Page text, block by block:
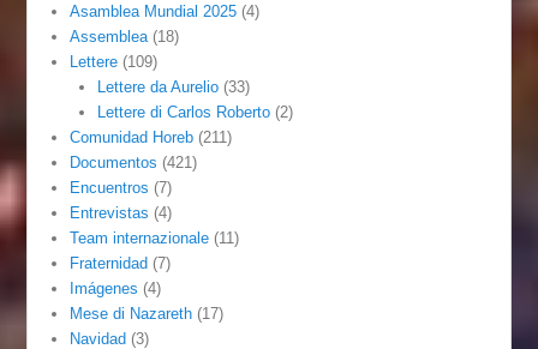
Asamblea Mundial 2025 (4)
Assemblea (18)
Lettere (109)
Lettere da Aurelio(33)
Lettere di Carlos Roberto(2)
Comunidad Horeb (211)
Documentos (421)
Encuentros (7)
Entrevistas (4)
Team internazionale (11)
Fraternidad (7)
Imágenes (4)
Mese di Nazareth (17)
Navidad (3)